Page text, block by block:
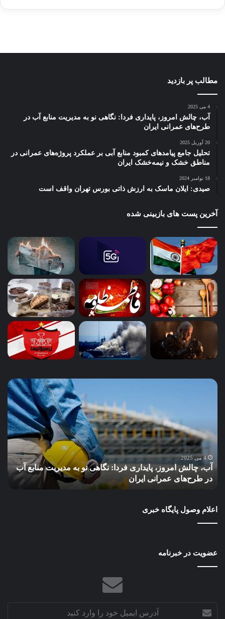
مطالب پر بازدید
4 می 2025
آب، چالش امروز، پایداری فردا: نگاهی نو به مدیریت منابع آب در
طرح‌های عمرانی ایران
20 آوریل 2025
تحلیل جامع پیامدهای کمبود منابع آبی بر عملکرد پروژه‌های عمرانی در
مناطق خشک و نیمه‌خشک ایران
18 نوامبر 2024
صیدی: ایلان ماسک به ارزش ذاتی بورس تهران واقف است
آخرین پست های بازبینی شده
آب،
نگاهی
مدیریت
منابع
آب
طرح‌های
4 می 2025
آب، چالش امروز، پایداری فردا: نگاهی نو به مدیریت منابع آب
در طرح‌های عمرانی ایران
از
اعلام وصول پایگاه خبری
عضویت در خبرنامه